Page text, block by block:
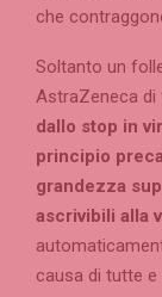
che
Soltanto un
AstraZeneca di
dallo stop in
principio
grandezza
ascrivibili alla
causa di tutte e